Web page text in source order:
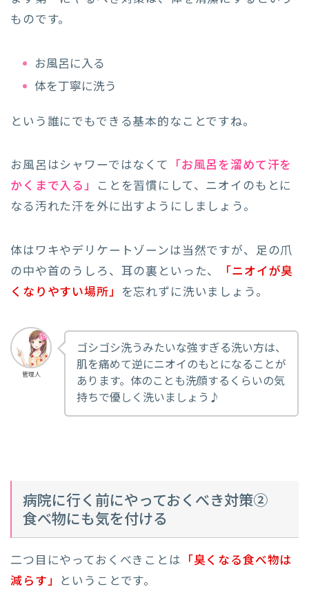
ものです。
お風呂に入る
体を丁寧に洗う
という誰にでもできる基本的なことですね。
お風呂はシャワーではなくて
「お風呂を溜めて汗を
かくまで入る」
ことを習慣にして、ニオイのもとに
なる汚れた汗を外に出すようにしましょう。
体はワキやデリケートゾーンは当然ですが、足の爪
の中や首のうしろ、耳の裏といった、
「ニオイが臭
くなりやすい場所」
を忘れずに洗いましょう。
管理人
ゴシゴシ洗うみたいな強すぎる洗い方は、
肌を痛めて逆にニオイのもとになることが
あります。体のことも洗顔するくらいの気
持ちで優しく洗いましょう♪
病院に行く前にやっておくべき対策②
食べ物にも気を付ける
二つ目にやっておくべきことは 「臭くなる食べ物は
減らす」
ということです。